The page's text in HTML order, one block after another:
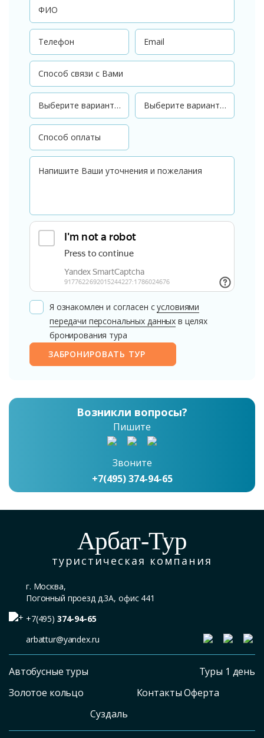
Я ознакомлен и согласен сусловиями
передачи персональных данных в целях
бронирования тура
ЗАБРОНИРОВАТЬ ТУР
Возникли вопросы?
Пишите
Звоните
+7(495) 374-94-65
Арбат-Тур
туристическая компания
г. Москва,
Погонный проезд д.3А, офис 441
+7(495) 374-94-65
arbattur@yandex.ru
Автобусные туры
Золотое кольцо
Суздаль
Туры 1 день
Контакты Оферта